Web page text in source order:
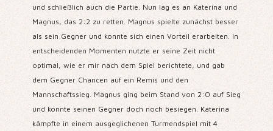
und schließlich auch die Partie. Nun lag es an Katerina und
Magnus, das 2:2 zu retten. Magnus spielte zunächst besser
als sein Gegner und konnte sich einen Vorteil erarbeiten. In
entscheidenden Momenten nutzte er seine Zeit nicht
optimal, wie er mir nach dem Spiel berichtete, und gab
dem Gegner Chancen auf ein Remis und den
Mannschaftssieg. Magnus ging beim Stand von 2:0 auf Sieg
und konnte seinen Gegner doch noch besiegen. Katerina
kämpfte in einem ausgeglichenen Turmendspiel mit 4